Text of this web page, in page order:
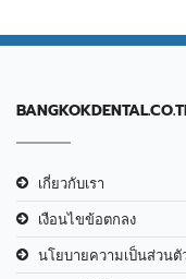
เกี่ยวกับเรา
เงือนไขข้อตกลง
นโยบายความเป็นส่วนตั